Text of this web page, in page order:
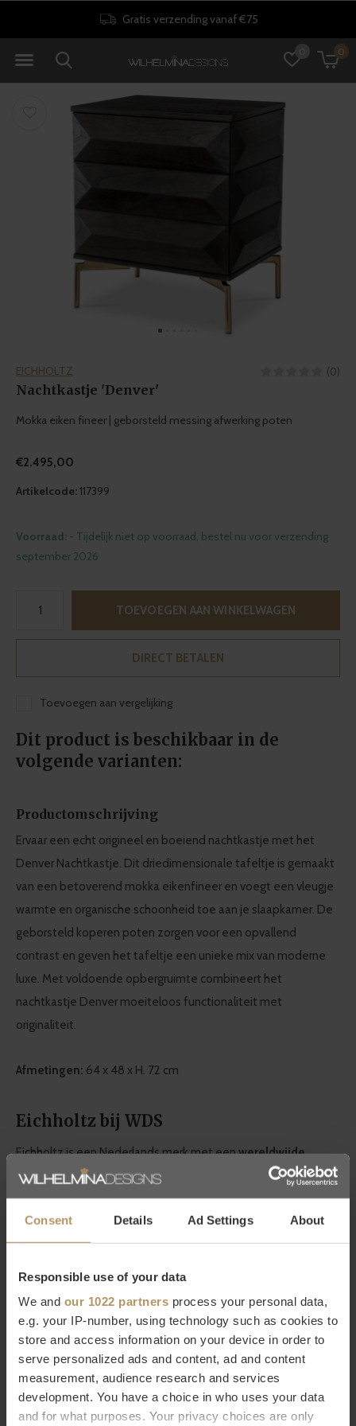
Consent Details Ad Settings About
Responsible use of your data
We and our 1022 partners process your personal data,
e.g. your IP-number, using technology such as cookies to
store and access information on your device in order to
serve personalized ads and content, ad and content
measurement, audience research and services
development. You have a choice in who uses your data
and for what purposes. Your privacy choices are only
0
Gratis verzending vanaf €75
EICHHOLTZ (0)
Nachtkastje 'Denver'
Mokka eiken fineer | geborsteld messing afwerking poten
€2.495,00
Artikelcode:117399
Voorraad: - Tijdelijk niet op voorraad, bestel nu voor verzending
september 2026
TOEVOEGEN AAN WINKELWAGEN
DIRECT BETALEN
Toevoegen aan vergelijking
Dit product is beschikbaar in de
volgende varianten:
Productomschrijving
Ervaar een echt origineel en boeiend nachtkastje met het
Denver Nachtkastje. Dit driedimensionale tafeltje is gemaakt
van een betoverend mokka eikenfineer en voegt een vleugje
warmte en organische schoonheid toe aan je slaapkamer. De
geborsteld koperen poten zorgen voor een opvallend
contrast en geven het tafeltje een unieke mix van moderne
luxe. Met voldoende opbergruimte combineert het
nachtkastje Denver moeiteloos functionaliteit met
originaliteit.
Afmetingen: 64 x 48 x H. 72 cm
Eichholtz bij WDS
Eichholtz is een Nederlands merk met eenwereldwijde
bekendheidin de woonwereld en bestaat ruim twintig jaar. Zij
staan voor een hoogwaardige kwaliteit, werken metluxe
detailsen hebben een zeer grote collectie in meubels en
woonaccessoires. Bij WDS vind je eengrote selectie van
door de decoratieve producten van Eichholtz die aan elk
interieur iets moois toevoegen!
Wil je meer weten over Eichholtz of ben je op zoek naar een
specifiek product? Neem dan contact op met